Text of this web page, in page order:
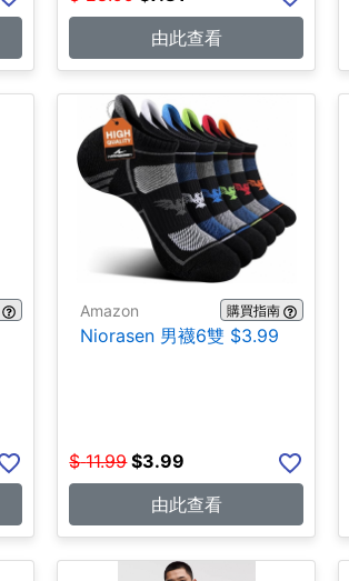
由此查看
Amazon 購買指南
Niorasen 男襪6雙 $3.99
$ 11.99 $3.99
由此查看